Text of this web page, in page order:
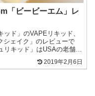
「ビービーエム」レ
ド」のVAPEリキッド、
シェイク」のレビューで
キッド」はUSAの老舗リ
2019年2月6日